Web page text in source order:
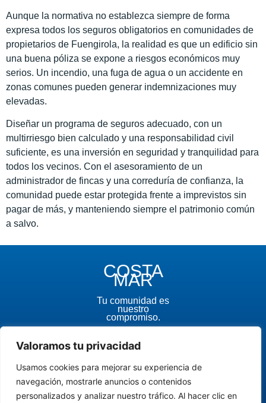
Valoramos tu privacidad
Usamos cookies para mejorar su experiencia de
navegación, mostrarle anuncios o contenidos
personalizados y analizar nuestro tráfico. Al hacer clic en
Aunque la normativa no establezca siempre de forma
expresa todos los seguros obligatorios en comunidades de
propietarios de Fuengirola, la realidad es que un edificio sin
una buena póliza se expone a riesgos económicos muy
serios. Un incendio, una fuga de agua o un accidente en
zonas comunes pueden generar indemnizaciones muy
elevadas.
Diseñar un programa de seguros adecuado, con un
multirriesgo bien calculado y una responsabilidad civil
suficiente, es una inversión en seguridad y tranquilidad para
todos los vecinos. Con el asesoramiento de un
administrador de fincas y una correduría de confianza, la
comunidad puede estar protegida frente a imprevistos sin
pagar de más, y manteniendo siempre el patrimonio común
a salvo.
COSTA
MAR
Tu comunidad es
nuestro
compromiso.
Política de
Política de
cookies